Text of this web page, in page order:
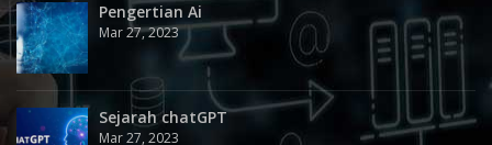
Pengertian Ai
Mar 27, 2023
Sejarah chatGPT
Mar 27, 2023